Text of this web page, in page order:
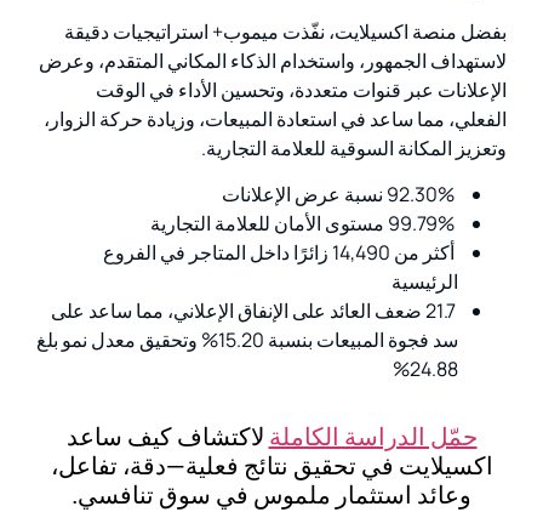
بفضل منصة اكسيلايت، نفّذت ميموب+ استراتيجيات دقيقة
لاستهداف الجمهور، واستخدام الذكاء المكاني المتقدم، وعرض
الإعلانات عبر قنوات متعددة، وتحسين الأداء في الوقت
الفعلي، مما ساعد في استعادة المبيعات، وزيادة حركة الزوار،
وتعزيز المكانة السوقية للعلامة التجارية.
أكثر من 14,490 زائرًا داخل المتاجر في الفروع
الرئيسية
21.7 ضعف العائد على الإنفاق الإعلاني، مما ساعد على
سد فجوة المبيعات بنسبة 15.20% وتحقيق معدل نمو بلغ
24.88%
حمّل الدراسة الكاملة لاكتشاف كيف ساعد
اكسيلايت في تحقيق نتائج فعلية—دقة، تفاعل،
وعائد استثمار ملموس في سوق تنافسي.